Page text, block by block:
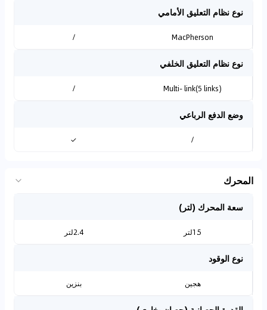
نوع نظام التعليق الأمامي
MacPherson
/
نوع نظام التعليق الخلفي
Multi- link(5 links)
/
وضع الدفع الرباعي
/
✓
المحرك
سعة المحرك (لتر)
1.5لتر 2.4لتر
نوع الوقود
هجين بنزين